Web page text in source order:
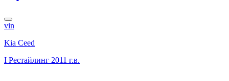
vin
Kia Ceed
I Рестайлинг 2011 г.в.